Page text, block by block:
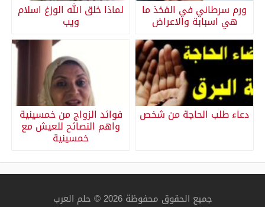
ورم سرطاني في الفخذ ما
هي اسبابة والاعراض
لماذا خلق الله الوزغ اسلام
ويب
دعاء طلب الحاجة من شخص فوائد الزواج من خمسينية
واهم النصائح للعيش مع
خمسينية
جميع الحقوق محفوظة 2026 © حلم العرب